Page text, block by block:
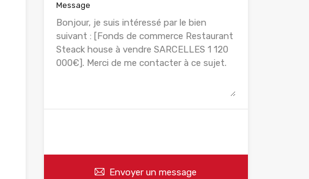
Message
Envoyer un message